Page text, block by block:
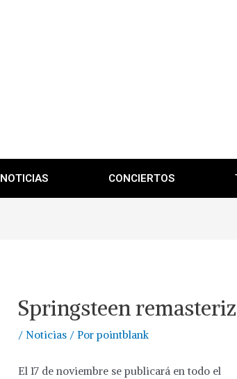
NOTICIAS CONCIERTOS
Springsteen
/ Noticias / Porpointblank
El 17 de noviembre se publicará en todo el